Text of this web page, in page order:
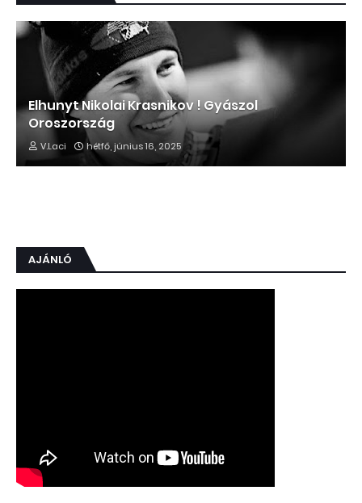
Elhunyt Nikolai Krasnikov ! Gyászol
Oroszország
V.Laci hétfő, június 16, 2025
AJÁNLÓ